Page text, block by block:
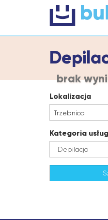
brak
Lokalizacja
Trzebnica
Kategoria usług